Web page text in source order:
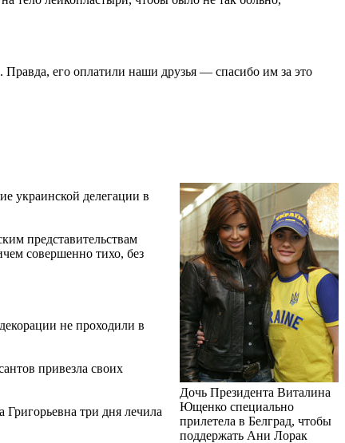
Правда, его оплатили наши друзья — спасибо им за это
Дочь Президента Виталина
Ющенко специально
прилетела в Белград, чтобы
поддержать Ани Лорак
украинской делегации в
представительствам
совершенно тихо, без
не проходили в
привезла своих
Григорьевна три дня лечила